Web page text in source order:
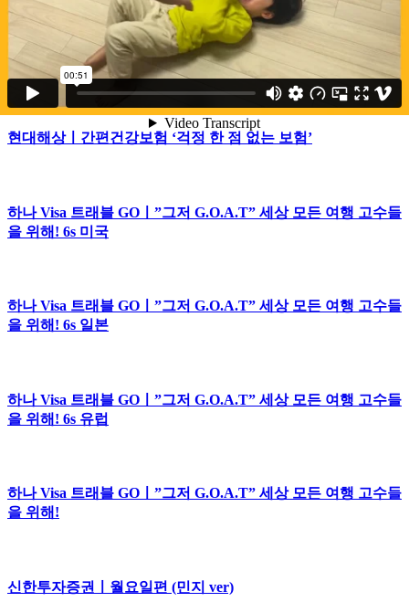
SBI저축은행ㅣ[실전금융-BI] 캠페인 다이렉트 신용대출
현대해상ㅣ간편건강보험 ‘걱정 한 점 없는 보험’
하나 Visa 트래블 GOㅣ”그저 G.O.A.T” 세상 모든 여행 고수들
을 위해! 6s 미국
하나 Visa 트래블 GOㅣ”그저 G.O.A.T” 세상 모든 여행 고수들
을 위해! 6s 일본
하나 Visa 트래블 GOㅣ”그저 G.O.A.T” 세상 모든 여행 고수들
을 위해! 6s 유럽
하나 Visa 트래블 GOㅣ”그저 G.O.A.T” 세상 모든 여행 고수들
을 위해!
신한투자증권ㅣ월요일편 (민지 ver)